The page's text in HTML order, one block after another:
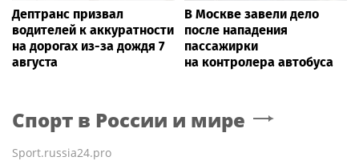
Дептранс призвал
водителей к аккуратности
на дорогах из-за дождя 7
августа
В Москве завели дело
после нападения
пассажирки
на контролера автобуса
Спорт в России и мире
Sport.russia24.pro